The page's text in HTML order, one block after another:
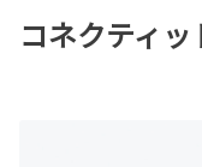
コネクティッ